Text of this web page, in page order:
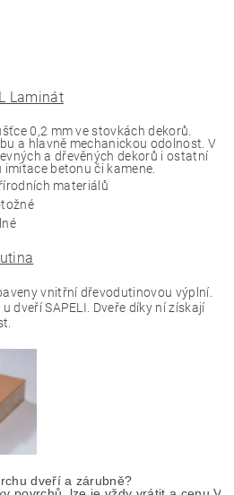
Laminát
0,2 mm ve stovkách dekorů.
a hlavně mechanickou odolnost. V
a dřevěných dekorů i ostatní
betonu či kamene.
materiálů
vnitřní dřevodutinovou výplní.
dveří SAPELI. Dveře díky ní získají
dveří a zárubně?